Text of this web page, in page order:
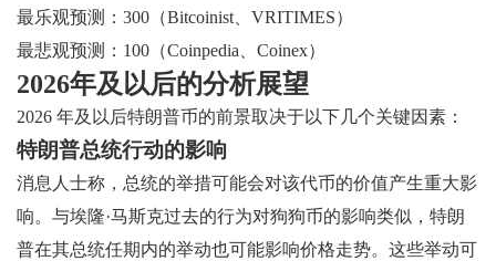
最乐观预测：300（Bitcoinist、VRITIMES）
最悲观预测：100（Coinpedia、Coinex）
2026年及以后的分析展望
2026 年及以后特朗普币的前景取决于以下几个关键因素：
特朗普总统行动的影响
消息人士称，总统的举措可能会对该代币的价值产生重大影
响。与埃隆·马斯克过去的行为对狗狗币的影响类似，特朗
普在其总统任期内的举动也可能影响价格走势。这些举动可